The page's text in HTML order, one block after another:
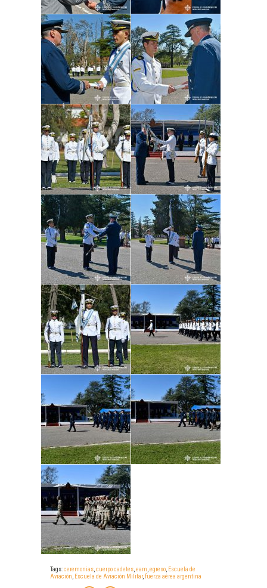
Tags:ceremonias cuerpo cadetes eam egreso Escuela de
Aviación Escuela de Aviación Militar,fuerza aérea argentina